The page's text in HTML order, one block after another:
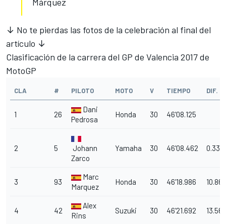
↓ No te pierdas las fotos de la celebración al final del
artículo ↓
Clasificación de la carrera del GP de Valencia 2017 de
MotoGP
CLA # PILOTO MOTO V TIEMPO DIF.
1 26
Dani
Pedrosa
Honda 30 46'08.125
2 5
Johann
Zarco
Yamaha 30 46'08.462 0.337
3 93
Marc
Marquez
Honda 30 46'18.986 10.861
4 42
Alex
Rins
Suzuki 30 46'21.692 13.567